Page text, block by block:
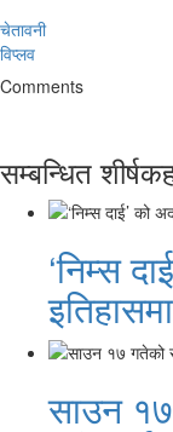
चेतावनी
विप्लव
Comments
सम्बन्धित
‘निम्स
साउन